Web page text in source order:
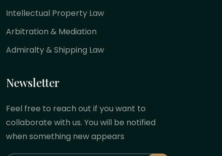
Intellectual Property Law
Arbitration & Mediation
Admiralty & Shipping Law
Newsletter
Feel free to reach out if you want to
collaborate with us. You will be notified
when something new appears